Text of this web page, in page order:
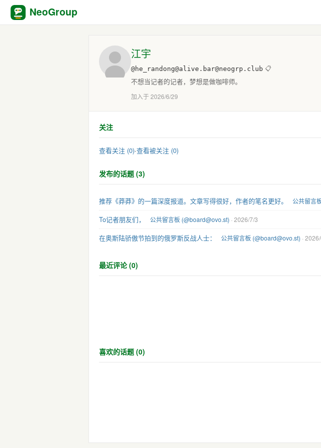
NeoGroup
江宇
@he_randong@alive.bar@neogrp.club 📋
不想当记者的记者，梦想是做咖啡师。
加入于 2026/6/29
关注
查看关注 (0)·查看被关注 (0)
发布的话题 (3)
推荐《莽莽》的一篇深度报道。文章写得很好，作者的笔名更好。 公共留言
To记者朋友们， 公共留言板 (@board@ovo.st) · 2026/7/3
在奥斯陆骄傲节拍到的俄罗斯反战人士： 公共留言板 (@board@ovo.st) ·
最近评论 (0)
喜欢的话题 (0)